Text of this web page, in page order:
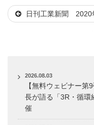
日:
ゴ
日刊工業新聞 2020
2026.08.03
【無料ウェビナー
長が語る「3R・循環
催